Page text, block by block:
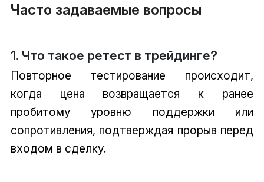
Часто задаваемые вопросы
1. Что такое ретест в трейдинге?
Повторное тестирование происходит,
когда цена возвращается к ранее
пробитому уровню поддержки или
сопротивления, подтверждая прорыв перед
входом в сделку.